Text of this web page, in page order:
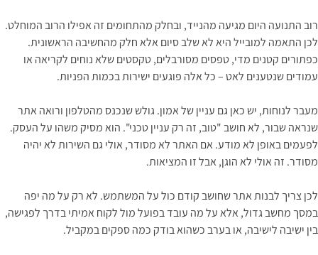
רוב התנועה היום מגיעה מהנייד, ובחלק מהתחומים זה אפילו הרוב המוחלט.
לכן התאמה למובייל היא לא שלב סיום אלא חלק מהחשיבה הראשונית.
כפתורים קטנים מדי, טפסים מסורבלים, טקסטים שלא נוחים לקריאה או
עמודים שנטענים לאט – כל אלה פוגעים ישירות בכמות הפניות.
מעבר לנוחות, יש כאן גם עניין של אמון. גולש שנכנס מהטלפון ורואה אתר
שנראה שבור, לא חושב "טוב, זה רק עניין טכני". הוא מסיק משהו על העסק.
לפעמים באופן לא מודע. אם האתר לא מסודר, אולי גם השירות לא יהיה
מסודר. זה אולי לא הוגן, אבל זו המציאות.
לכן צריך לבנות אתר שחושב קודם כול על המשתמש. לא רק על מה יפה
במסך מחשב גדול, אלא על מה עובד בפועל מול לקוח אמיתי בדרך לפגישה,
בין ישיבה לישיבה, או בערב כשהוא בודק כמה ספקים במקביל.